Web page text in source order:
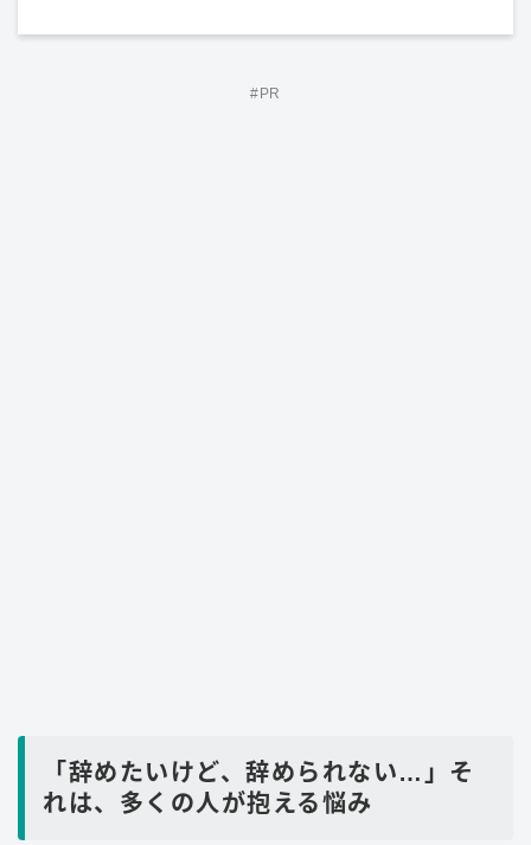
#PR
「辞めたいけど、辞められない…」そ
れは、多くの人が抱える悩み